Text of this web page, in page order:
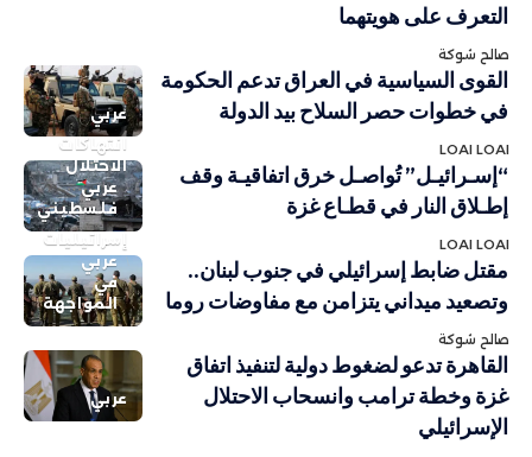
التعرف على هويتهما
صالح شوكة
عربي
القوى السياسية في العراق تدعم الحكومة
في خطوات حصر السلاح بيد الدولة
LOAI LOAI
انتهاكات
الاحتلال
عربي
فلسطيني
“إسـرائيـل” تُواصـل خرق اتفاقيـة وقف
إطـلاق النار في قطـاع غزة
LOAI LOAI
إسرائيليات
عربي
في
المواجهة
مقتل ضابط إسرائيلي في جنوب لبنان..
وتصعيد ميداني يتزامن مع مفاوضات روما
صالح شوكة
عربي
القاهرة تدعو لضغوط دولية لتنفيذ اتفاق
غزة وخطة ترامب وانسحاب الاحتلال
الإسرائيلي